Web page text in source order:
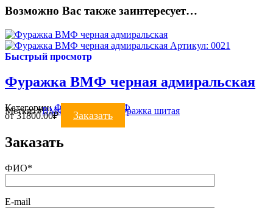
Возможно Вас также заинтересует…
Артикул: 0021
Быстрый просмотр
Фуражка ВМФ черная адмиральская
Категории: ФУРАЖКИ ВМФ
Метки:#ВМФ фуражка фуражка шитая
от31800.00₽ Заказать
Заказать
ФИО*
E-mail